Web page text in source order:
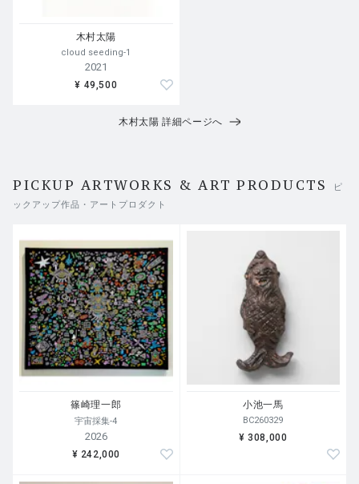
木村太陽
cloud seeding-1
2021
¥ 49,500
木村太陽 詳細ページへ
PICKUP ARTWORKS & ART PRODUCTS
ピ
ックアップ作品・アートプロダクト
篠崎理一郎
宇宙採集-4
2026
¥ 242,000
小池一馬
BC260329
¥ 308,000